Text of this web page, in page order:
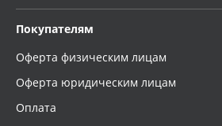
Покупателям
Оферта физическим лицам
Оферта юридическим лицам
Оплата